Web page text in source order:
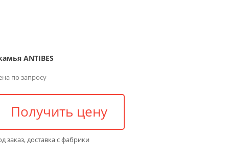
ANTIBES
по запросу
Получить цену
заказ, доставка с фабрики